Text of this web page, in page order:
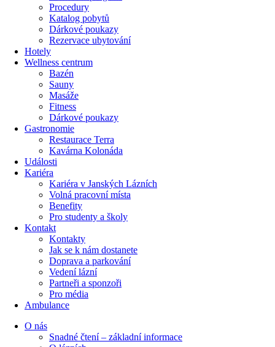
Procedury
Katalog pobytů
Dárkové poukazy​
Rezervace ubytování
Hotely
Wellness centrum
Bazén
Sauny
Masáže
Fitness
Dárkové poukazy​
Gastronomie
Restaurace Terra
Kavárna Kolonáda
Události
Kariéra
Kariéra v Janských Lázních
Volná pracovní místa
Benefity
Pro studenty a školy
Kontakt
Kontakty
Jak se k nám dostanete
Doprava a parkování
Vedení lázní
Partneři a sponzoři
Pro média
Ambulance
O nás
Snadné čtení – základní informace